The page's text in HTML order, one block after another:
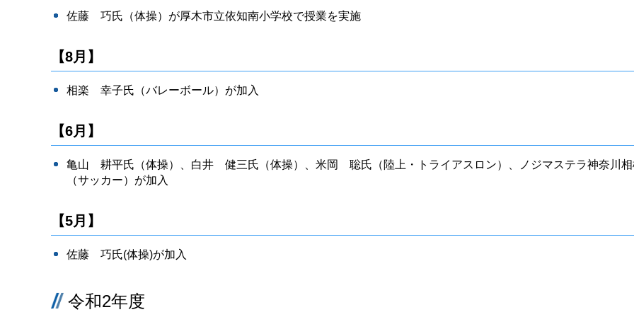
佐藤 巧氏（体操）が厚木市立依知南小学校で授業を実施
【8月】
相楽 幸子氏（バレーボール）が加入
【6月】
亀山 耕平氏（体操）、白井 健三氏（体操）、米岡 聡氏（陸上・トライアスロン）、ノジマステラ神奈川
（サッカー）が加入
【5月】
佐藤 巧氏(体操)が加入
令和2年度